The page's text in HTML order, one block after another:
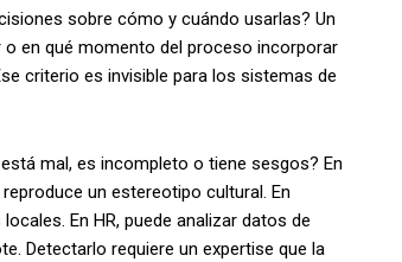
sobre cómo y cuándo usarlas? Un
en qué momento del proceso incorporar
criterio es invisible para los sistemas de
mal, es incompleto o tiene sesgos? En
un estereotipo cultural. En
En HR, puede analizar datos de
Detectarlo requiere un expertise que la